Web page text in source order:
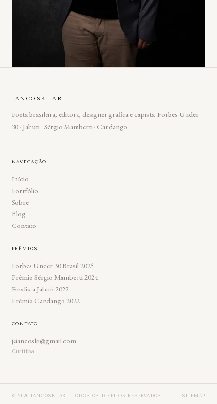
IANCOSKI.ART
Poeta brasileira, editora, designer gráfica e capista. Forbes Under
30 · Jabuti · Sérgio Mamberti · Candango.
NAVEGAÇÃO
Início
Portfólio
Sobre
Blog
Contato
PRÊMIOS
Forbes Under 30 Brasil 2025
Prêmio Sérgio Mamberti 2024
Finalista Jabuti 2022
Prêmio Candango 2022
CONTATO
jeiancoski@gmail.com
Curitiba
© 2026 IANCOSKI.ART. TODOS OS DIREITOS RESERVADOS. SITEMAP